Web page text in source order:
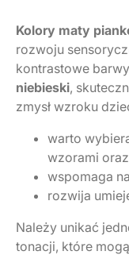
Kolory maty
rozwoju
kontrastowe
niebieski,
zmysł wzroku
warto
wzorami
wspomaga
rozwija
Należy unikać
tonacji, które